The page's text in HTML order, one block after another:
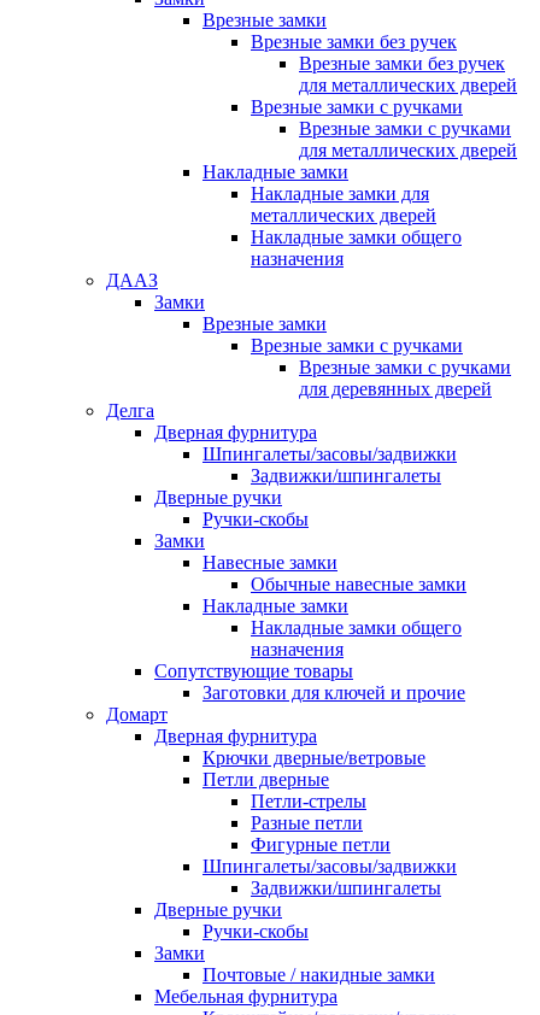
Врезные замки
Врезные замки без ручек
Врезные замки без ручек
для металлических дверей
Врезные замки с ручками
Врезные замки с ручками
для металлических дверей
Накладные замки
Накладные замки для
металлических дверей
Накладные замки общего
назначения
ДААЗ
Замки
Врезные замки
Врезные замки с ручками
Врезные замки с ручками
для деревянных дверей
Делга
Дверная фурнитура
Шпингалеты/засовы/задвижки
Задвижки/шпингалеты
Дверные ручки
Ручки-скобы
Замки
Навесные замки
Обычные навесные замки
Накладные замки
Накладные замки общего
назначения
Сопутствующие товары
Заготовки для ключей и прочие
Домарт
Дверная фурнитура
Крючки дверные/ветровые
Петли дверные
Петли-стрелы
Разные петли
Фигурные петли
Шпингалеты/засовы/задвижки
Задвижки/шпингалеты
Дверные ручки
Ручки-скобы
Замки
Почтовые / накидные замки
Мебельная фурнитура